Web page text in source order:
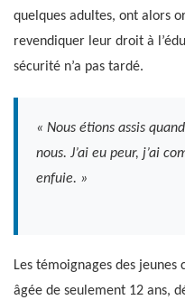
quelques adultes, ont alors
revendiquer leur droit à
sécurité n’a pas tardé.
« Nous étions assis
nous. J’ai eu peur, j’ai
enfuie. »
Les témoignages des jeunes
âgée de seulement 12 ans,